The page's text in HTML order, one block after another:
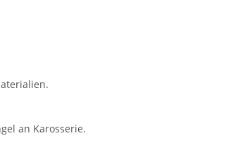
an Karosserie.